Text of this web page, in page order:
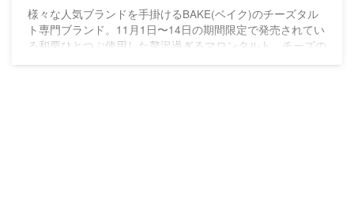
様々な人気ブランドを手掛けるBAKE(ベイク)のチーズタル
ト専門ブランド。11月1日〜14日の期間限定で発売されてい
る和栗ひとつぶ使用した贅沢過ぎるマロンタルト。チーズの